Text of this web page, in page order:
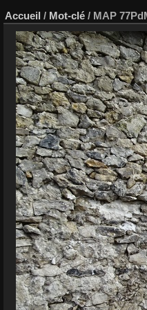
Accueil / Mot-clé / MAP